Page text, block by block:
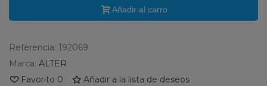
Añadir al carro
Referencia: 192069
Marca: ALTER
Favorito 0 Añadir a la lista de deseos